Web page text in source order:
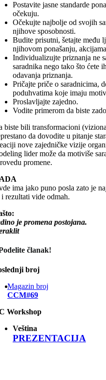
Postavite jasne standarde
očekuju.
Očekujte najbolje od svojih
njihove sposobnosti.
Budite prisutni, šetajte među
njihovom ponašanju,
Individualizujte priznanja ne
saradnika nego tako što ćete
odavanja priznanja.
Pričajte priče o saradnicima,
poduhvatima koje imaju
Proslavljajte zajedno.
Vodite primerom da biste
biste bili transformacioni
da dovodite u pitanje
nove zajedničke vizije
lider može da motiviše
promene.
ima jako puno posla zato je
i rezultati vide odmah.
je promena postojana.
članak!
broj
Magazin broj
CCM#69
Workshop
Veština
PREZENTACIJA